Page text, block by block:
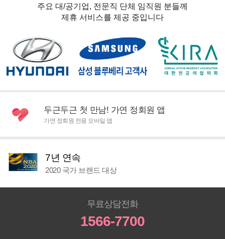
주요 대/공기업, 전문직 단체 임직원 분들께
제휴 서비스를 제공 중입니다
두근두근 첫 만남! 가연 정회원 앱
가연 정회원 전용 모바일 앱
7년 연속
2020 국가 브랜드 대상
무료상담전화
1566-7700